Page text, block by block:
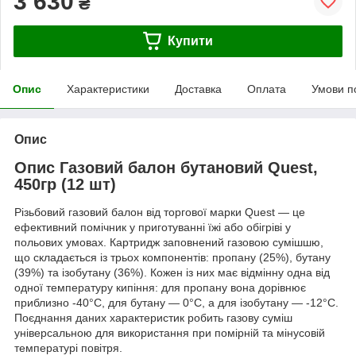
Купити
Опис Характеристики Доставка Оплата Умови
Опис
Опис Газовий балон бутановий Quest,
450гр (12 шт)
Різьбовий газовий балон від торгової марки Quest — це
ефективний помічник у приготуванні їжі або обігріві у
польових умовах. Картридж заповнений газовою сумішшю,
що складається із трьох компонентів: пропану (25%), бутану
(39%) та ізобутану (36%). Кожен із них має відмінну одна від
одної температуру кипіння: для пропану вона дорівнює
приблизно -40°C, для бутану — 0°C, а для ізобутану — -12°C.
Поєднання даних характеристик робить газову суміш
універсальною для використання при помірній та мінусовій
температурі повітря.